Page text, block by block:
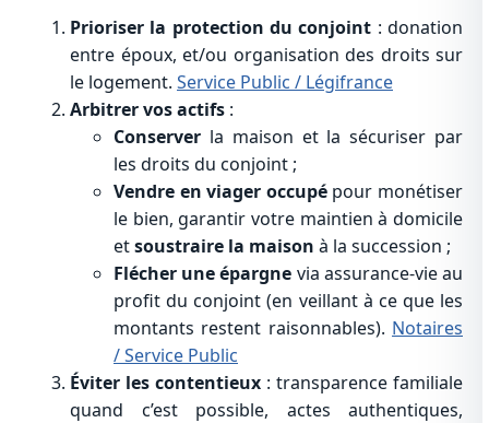
Prioriser la protection du conjoint : donation
entre époux, et/ou organisation des droits sur
le logement. Service Public / Légifrance
Arbitrer vos actifs :
Conserver la maison et la sécuriser par
les droits du conjoint ;
Vendre en viager occupépour monétiser
le bien, garantir votre maintien à domicile
etsoustraire la maison à la succession ;
Flécher une épargne via assurance-vie au
profit du conjoint (en veillant à ce que les
montants restent raisonnables). Notaires
/ Service Public
Éviter les contentieux : transparence familiale
quand c’est possible, actes authentiques,